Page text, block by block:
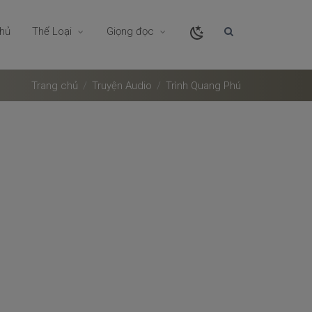
Thể Loại Giọng đọc
Trang chủ Truyện Audio Trình Quang Phú